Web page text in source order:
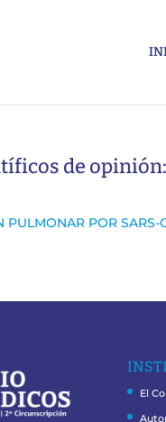
de
PULMONAR POR
El